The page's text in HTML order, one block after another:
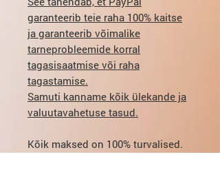
garanteerib teie raha 100% kaitse
ja garanteerib võimalike
tarneprobleemide korral
tagasisaatmise või raha
tagastamise.
Samuti kanname kõik ülekande ja
valuutavahetuse tasud.
Kõik maksed on 100% turvalised.